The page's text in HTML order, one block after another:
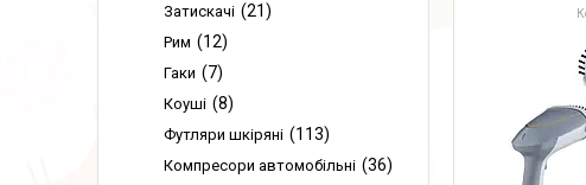
Затискачі 21
Рим 12
Гаки 7
Коуші 8
Футляри шкіряні 113
Компресори автомобільні 36